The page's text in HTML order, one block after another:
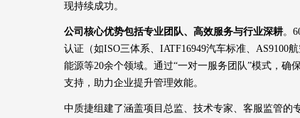
现持续成功。
公司核心优势包括专业团队、高效服务与行业深耕。
认证（如ISO三体系、IATF16949汽车标准、AS9100
能源等20余个领域。通过“一对一服务团队”模式，
支持，助力企业提升管理效能。
中质捷组建了涵盖项目总监、技术专家、客服监管的